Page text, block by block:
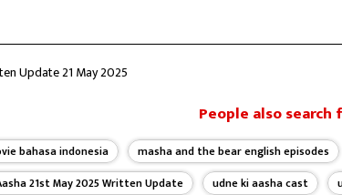
Update 21 May 2025
People also search
bahasa indonesia masha and the bear english episodes
21st May 2025 Written Update udne ki aasha cast